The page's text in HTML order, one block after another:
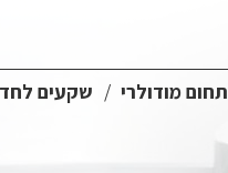
תחום מודולרי שקעים